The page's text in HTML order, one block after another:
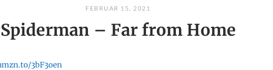
FEBRUAR 15, 2021
Spiderman – Far from Home
3bF3oen